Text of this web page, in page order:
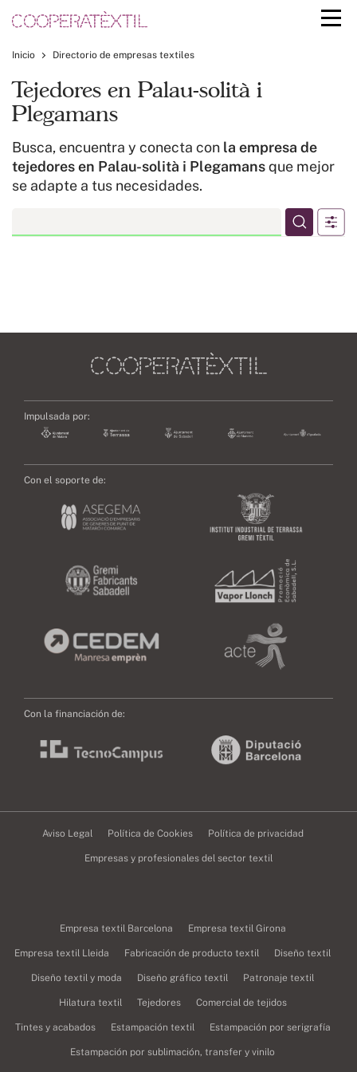
Inicio Directorio de empresas textiles
Tejedores en Palau-solità i
Plegamans
Busca, encuentra y conecta con la empresa de
tejedores en Palau-solità i Plegamansque mejor
se adapte a tus necesidades.
Impulsada por:
Con el soporte de:
Con la financiación de:
Aviso Legal Política de Cookies Política de privacidad
Empresas y profesionales del sector textil
Empresa textil Barcelona Empresa textil Girona
Empresa textil Lleida Fabricación de producto textil Diseño textil
Diseño textil y moda Diseño gráfico textil Patronaje textil
Hilatura textil Tejedores Comercial de tejidos
Tintes y acabados Estampación textil Estampación por serigrafía
Estampación por sublimación, transfer y vinilo